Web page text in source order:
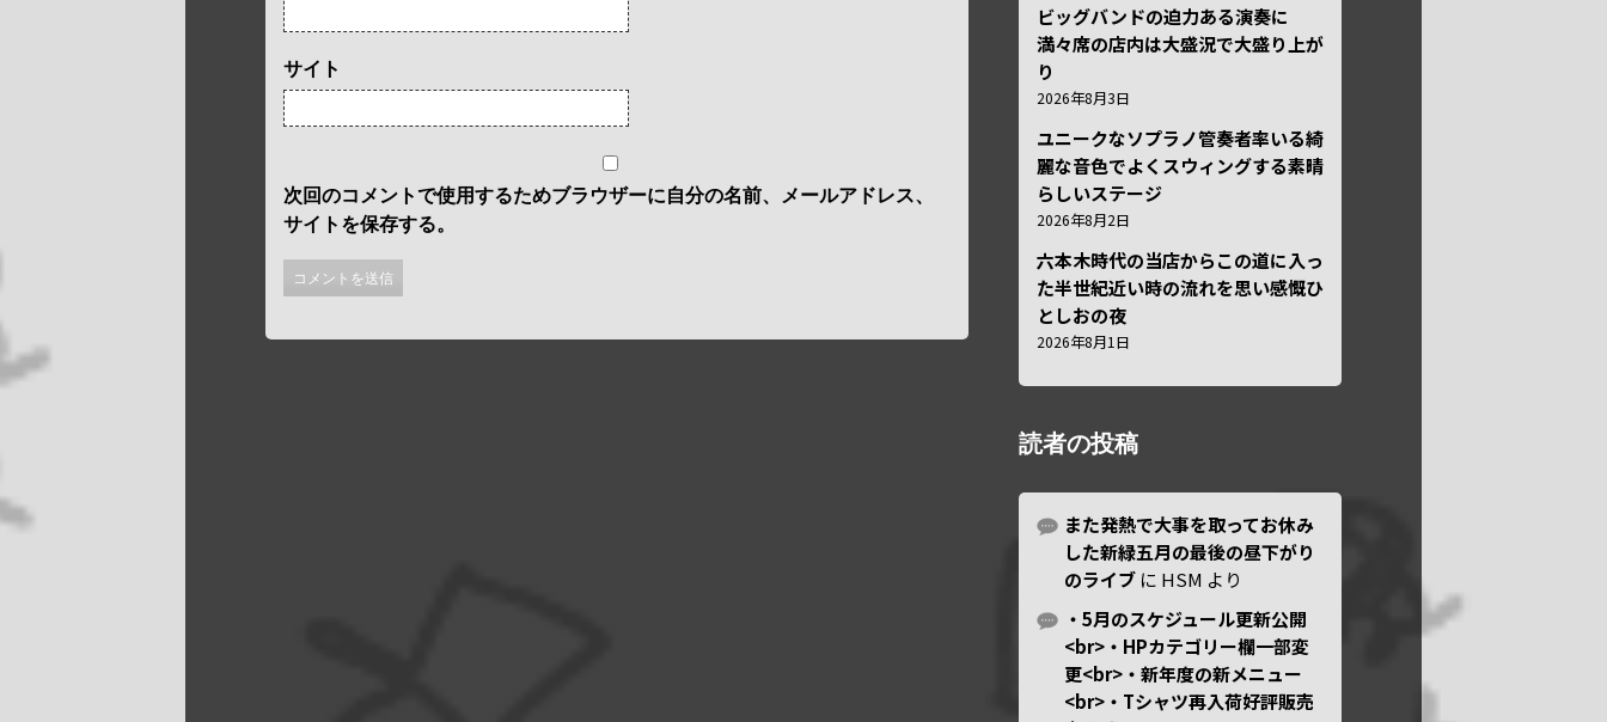
サイト
次回のコメントで使用するためブラウザーに自分の名前、メールアドレス、
サイトを保存する。
ビッグバンドの迫力ある演奏に
満々席の店内は大盛況で大盛り上が
り
2026年8月3日
ユニークなソプラノ管奏者率いる綺
麗な音色でよくスウィングする素晴
らしいステージ
2026年8月2日
六本木時代の当店からこの道に入っ
た半世紀近い時の流れを思い感慨ひ
としおの夜
2026年8月1日
読者の投稿
また発熱で大事を取ってお休み
した新緑五月の最後の昼下がり
のライブ に HSM より
・5月のスケジュール更新公開
<br>・HPカテゴリー欄一部変
更<br>・新年度の新メニュー
<br>・Tシャツ再入荷好評販売